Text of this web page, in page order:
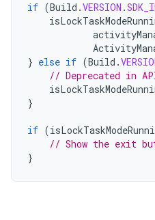
if (Build .VERSION .
} else if (Build .
// Deprecated in
}
if (
// Show the exit
}